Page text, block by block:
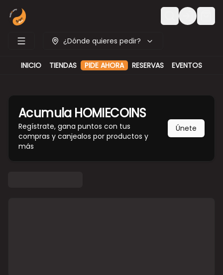
Login
¿Dónde quieres pedir?
INICIO TIENDAS PIDE AHORA RESERVAS EVENTOS
Acumula HOMIECOINS
Regístrate, gana puntos con tus
compras y canjealos por productos y
más
Únete